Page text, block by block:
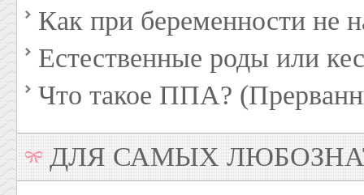
Как при беременности не
Естественные роды или
Что такое ППА?
ДЛЯ САМЫХ